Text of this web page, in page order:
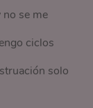
se me
ciclos
solo